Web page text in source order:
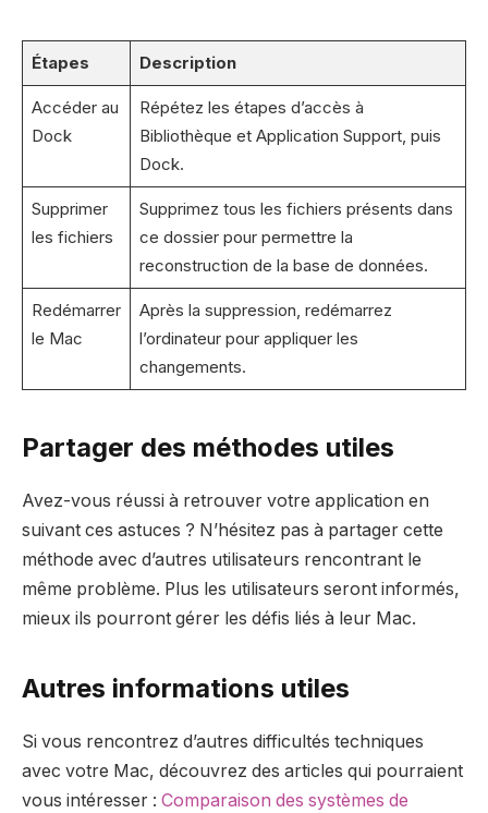
Étapes Description
Accéder au
Dock
Répétez les étapes d’accès à
Bibliothèque et Application Support, puis
Dock.
Supprimer
les fichiers
Supprimez tous les fichiers présents dans
ce dossier pour permettre la
reconstruction de la base de données.
Redémarrer
le Mac
Après la suppression, redémarrez
l’ordinateur pour appliquer les
changements.
Partager des méthodes utiles
Avez-vous réussi à retrouver votre application en
suivant ces astuces ? N’hésitez pas à partager cette
méthode avec d’autres utilisateurs rencontrant le
même problème. Plus les utilisateurs seront informés,
mieux ils pourront gérer les défis liés à leur Mac.
Autres informations utiles
Si vous rencontrez d’autres difficultés techniques
avec votre Mac, découvrez des articles qui pourraient
vous intéresser : Comparaison des systèmes de